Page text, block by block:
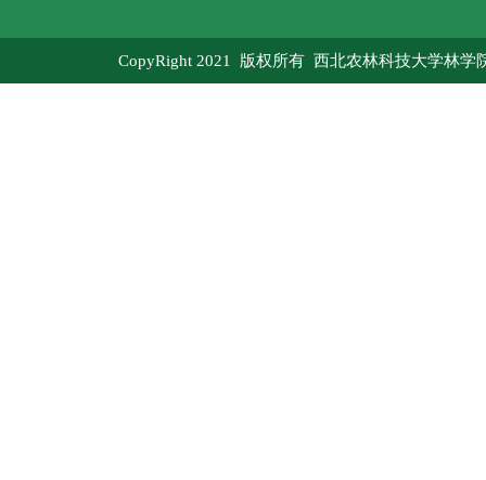
CopyRight 2021 版权所有 西北农林科技大学林